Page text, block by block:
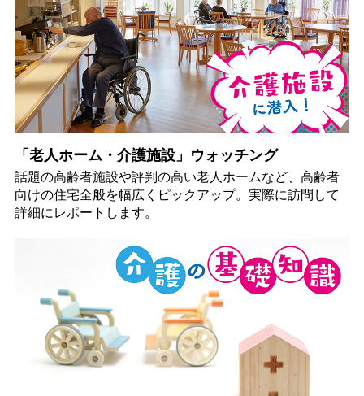
「老人ホーム・介護施設」ウォッチング
話題の高齢者施設や評判の高い老人ホームなど、高齢者
向けの住宅全般を幅広くピックアップ。実際に訪問して
詳細にレポートします。